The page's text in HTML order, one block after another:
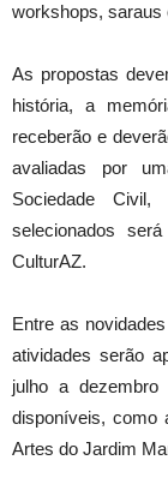
workshops, saraus
As propostas
história, a
receberão e
avaliadas por
Sociedade
selecionados
CulturAZ.
Entre as
atividades serão
julho a
disponíveis, como
Artes do Jardim